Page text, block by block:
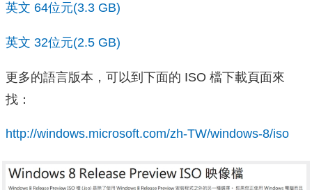
英文 64位元(3.3 GB)
英文 32位元(2.5 GB)
更多的語言版本，可以到下面的 ISO 檔下載頁面來
找：
http://windows.microsoft.com/zh-TW/windows-8/iso